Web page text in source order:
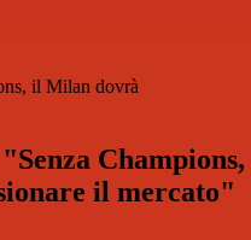
il Milan dovrà
Champions,
il mercato"